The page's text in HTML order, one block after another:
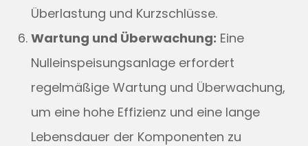
Überlastung und Kurzschlüsse.
Wartung und Überwachung: Eine
Nulleinspeisungsanlage erfordert
regelmäßige Wartung und Überwachung,
um eine hohe Effizienz und eine lange
Lebensdauer der Komponenten zu